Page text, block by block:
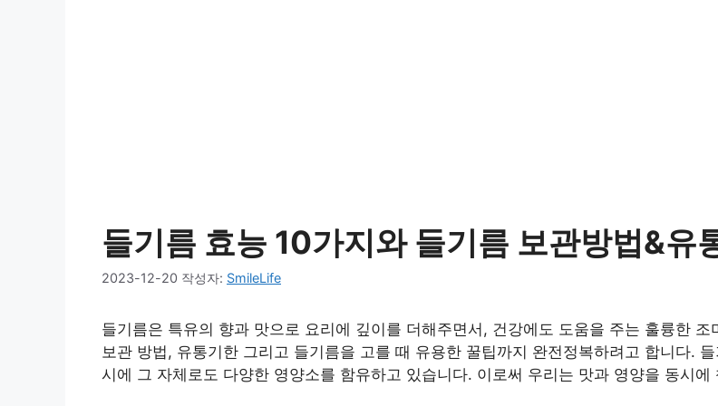
들기름 효능 10가지와 들기름 보관방법&유
2023-12-20 작성자: SmileLife
들기름은 특유의 향과 맛으로 요리에 깊이를 더해주면서, 건강에도 도움을 주는 훌륭한
보관 방법, 유통기한 그리고 들기름을 고를 때 유용한 꿀팁까지 완전정복하려고 합니다.
시에 그 자체로도 다양한 영양소를 함유하고 있습니다. 이로써 우리는 맛과 영양을 동시